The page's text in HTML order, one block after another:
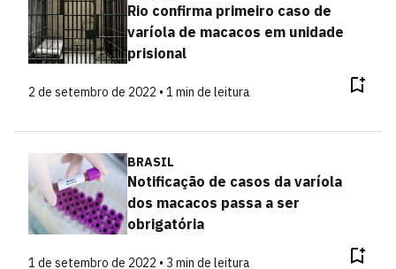
Rio confirma primeiro caso de
varíola de macacos em unidade
prisional
2 de setembro de 2022 • 1 min de leitura
BRASIL
Notificação de casos da varíola
dos macacos passa a ser
obrigatória
1 de setembro de 2022 • 3 min de leitura